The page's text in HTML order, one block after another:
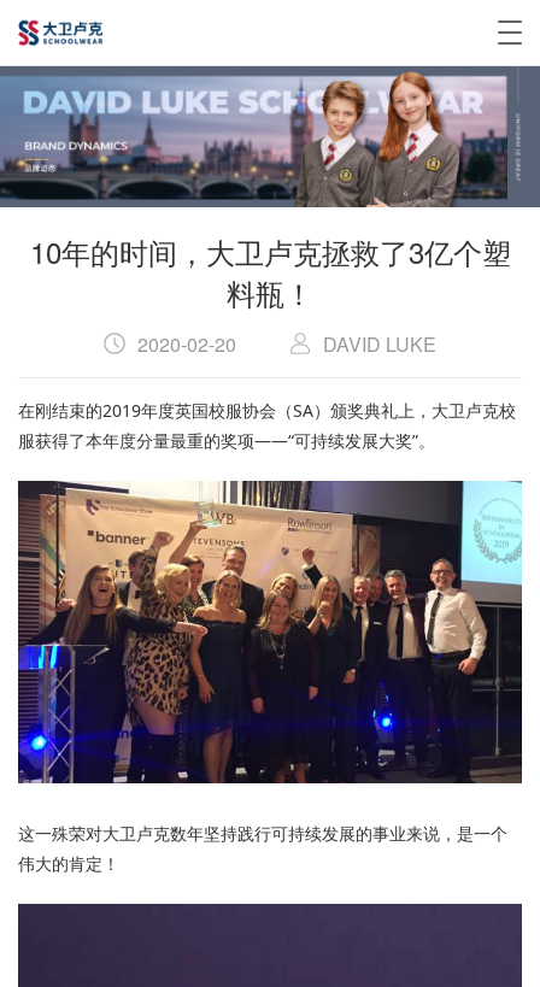
10年的时间，大卫卢克拯救了3亿个塑
料瓶！
2020-02-20 DAVID LUKE
在刚结束的2019年度英国校服协会（SA）颁奖典礼上，大卫卢克校
服获得了本年度分量最重的奖项——“可持续发展大奖”。
这一殊荣对大卫卢克数年坚持践行可持续发展的事业来说，是一个
伟大的肯定！